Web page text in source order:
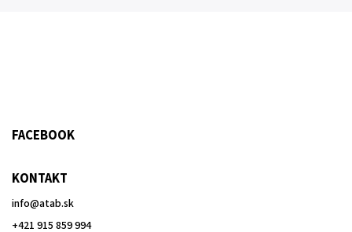
FACEBOOK
KONTAKT
info@atab.sk
+421 915 859 994